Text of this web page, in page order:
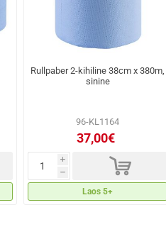
Rullpaber 2-kihiline 38cm x 380m,
sinine
96-KL1164
37,00€
i
h d
Laos 5+